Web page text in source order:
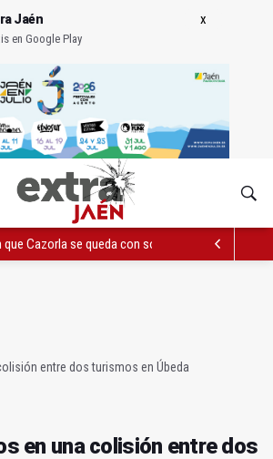
Jaén
en Google Play
que Cazorla se queda con solo dos bomberos por
entre dos turismos en Úbeda
en una colisión entre dos